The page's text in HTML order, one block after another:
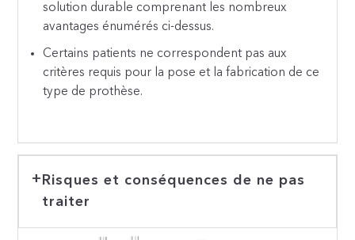
solution durable comprenant les nombreux
avantages énumérés ci-dessus.
Certains patients ne correspondent pas aux
critères requis pour la pose et la fabrication de ce
type de prothèse.
Risques et conséquences de ne pas
traiter